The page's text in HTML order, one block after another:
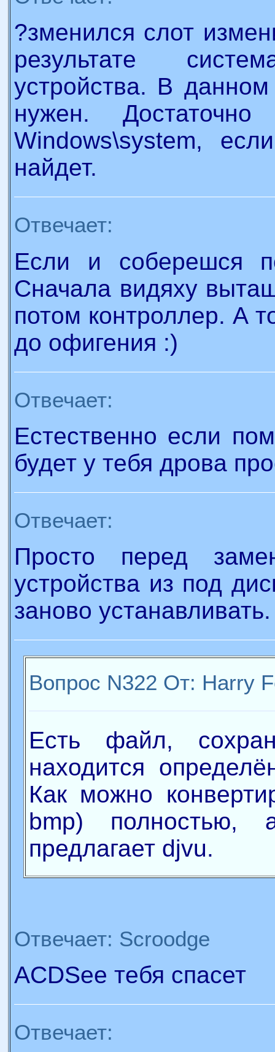
?зменился слот
результате
устройства. В
нужен.
Windows\system,
найдет.
Отвечает:
Если и соберешся
Сначала видяху
потом контроллер. А
до офигения :)
Отвечает:
Естественно если
будет у тебя дрова
Отвечает:
Просто перед
устройства из под
заново устанавливать.
Вопрос N322 От: Harry
Есть файл,
находится
Как можно
bmp) полностью,
предлагает djvu.
Отвечает: Scroodge
ACDSee тебя спасет
Отвечает: